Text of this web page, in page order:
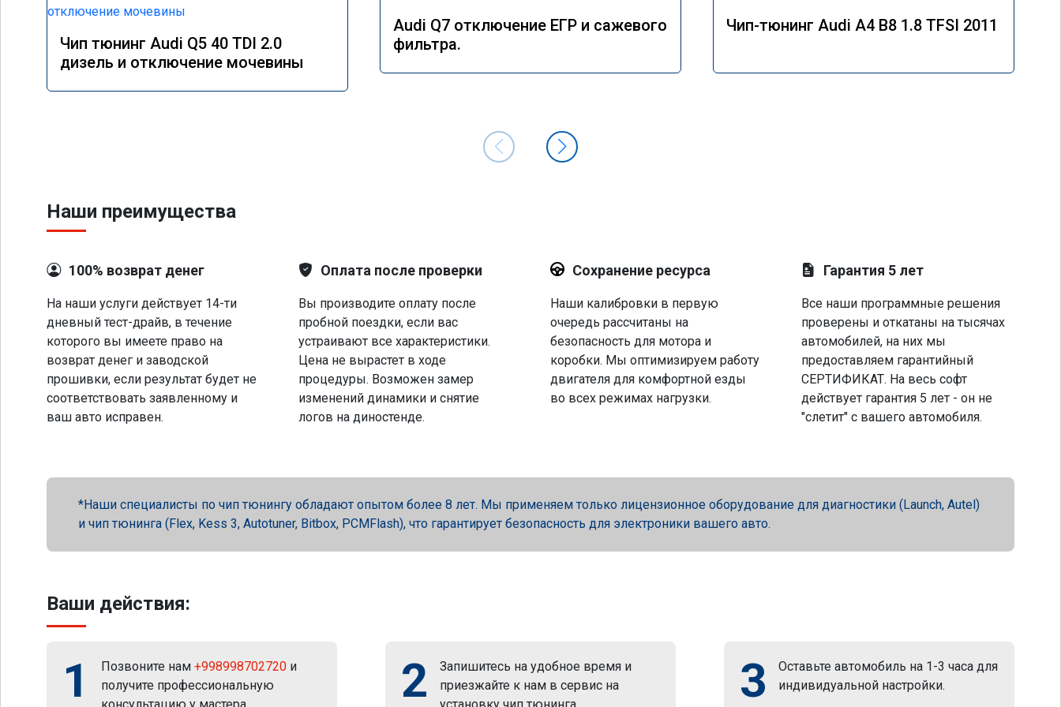
Чип тюнинг Audi Q5 40 TDI 2.0
дизель и отключение мочевины
Audi Q7 отключение ЕГР и сажевого
фильтра.
Чип-тюнинг Audi A4 B8 1.8 TFSI 2011
Наши преимущества
100% возврат денег
На наши услуги действует 14-ти
дневный тест-драйв, в течение
которого вы имеете право на
возврат денег и заводской
прошивки, если результат будет не
соответствовать заявленному и
ваш авто исправен.
Оплата после проверки
Вы производите оплату после
пробной поездки, если вас
устраивают все характеристики.
Цена не вырастет в ходе
процедуры. Возможен замер
изменений динамики и снятие
логов на диностенде.
Сохранение ресурса
Наши калибровки в первую
очередь рассчитаны на
безопасность для мотора и
коробки. Мы оптимизируем работу
двигателя для комфортной езды
во всех режимах нагрузки.
Гарантия 5 лет
Все наши программные решения
проверены и откатаны на тысячах
автомобилей, на них мы
предоставляем гарантийный
СЕРТИФИКАТ. На весь софт
действует гарантия 5 лет - он не
"слетит" с вашего автомобиля.
Наши специалисты по чип тюнингу обладают опытом более 8 лет. Мы применяем только лицензионное оборудование для диагностики (Launch, Autel)
и чип тюнинга (Flex, Kess 3, Autotuner, Bitbox, PCMFlash), что гарантирует безопасность для электроники вашего авто.
Ваши действия:
1 Позвоните нам +998998702720 и
получите профессиональную
2
Запишитесь на удобное время и
приезжайте к нам в сервис на
3
Оставьте автомобиль на 1-3 часа для
индивидуальной настройки.